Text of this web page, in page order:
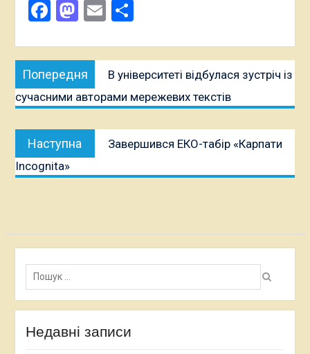
Facebook
Mastodon
EmailПоділитися
Навігація
записів
Попередня
публікація:
В університеті відбулася зустріч із
сучасними авторами мережевих текстів
Наступна
публікація:
Завершився ЕКО-табір «Карпати
Incognita»
Пошук:
Недавні записи